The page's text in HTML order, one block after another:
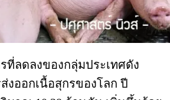
ที่ลดลงของกลุ่มประเทศดัง
งออกเนื้อสุกรของโลก ปี